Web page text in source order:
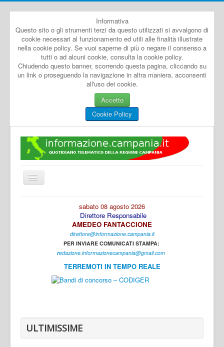
Informativa
Questo sito o gli strumenti terzi da questo utilizzati si avvalgono di
cookie necessari al funzionamento ed utili alle finalità illustrate
nella cookie policy. Se vuoi saperne di più o negare il consenso a
tutti o ad alcuni cookie, consulta la cookie policy.
Chiudendo questo banner, scorrendo questa pagina, cliccando su
un link o proseguendo la navigazione in altra maniera, acconsenti
all'uso dei cookie.
Accetto
Cookie Policy
Cambia
navigazione
Caserta
sabato 08 agosto 2026
Direttore Responsabile
AMEDEO FANTACCIONE
direttore@informazione.campania.it
PER INVIARE COMUNICATI STAMPA:
redazione.informazionecampania@gmail.com
TERREMOTI IN TEMPO REALE
ULTIMISSIME